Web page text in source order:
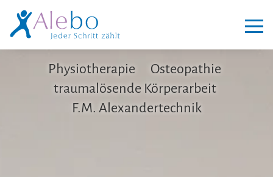
Physiotherapie
Osteopathie
traumalösende Körperarbeit
F.M. Alexandertechnik